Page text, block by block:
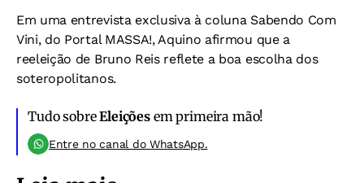
Em uma entrevista exclusiva à coluna Sabendo Com
Vini, do Portal MASSA!, Aquino afirmou que a
reeleição de Bruno Reis reflete a boa escolha dos
soteropolitanos.
Tudo sobreEleiçõesem primeira mão!
Entre no canal do WhatsApp.